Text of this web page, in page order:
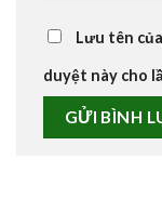
Lưu tên
duyệt này cho